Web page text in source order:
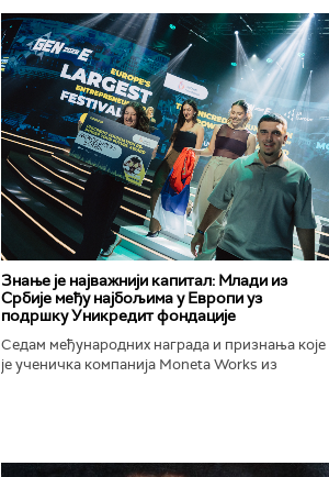
Знање је најважнији капитал: Млади из
Србије међу најбољима у Европи уз
подршку Уникредит фондације
Седам међународних награда и признања које
је ученичка компанија Moneta Works из